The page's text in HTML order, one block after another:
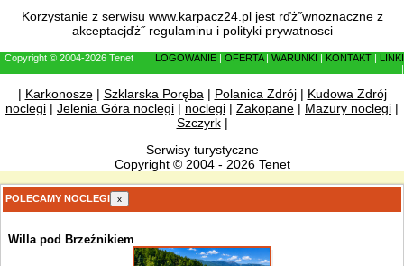
Korzystanie z serwisu www.karpacz24.pl jest rďż˝wnoznaczne z
akceptacjďż˝ regulaminu i polityki prywatnosci
Copyright © 2004-2026 Tenet LOGOWANIE OFERTA| WARUNKI KONTAKT
LINKI
| Karkonosze| Szklarska Poręba| Polanica Zdrój| Kudowa Zdrój
noclegi | Jelenia Góra noclegi | noclegi | Zakopane | Mazury noclegi |
Szczyrk|
Serwisy turystyczne
Copyright © 2004 - 2026 Tenet
POLECAMY NOCLEGI x
Willa pod Brzeźnikiem